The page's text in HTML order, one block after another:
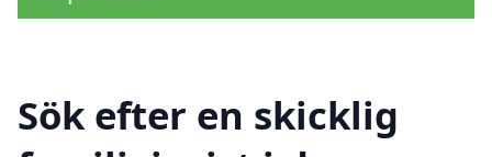
Sök efter en skicklig